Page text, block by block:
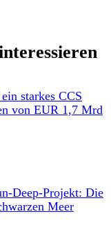
starkes CCS
von EUR 1,7 Mrd
Deep-Projekt: Die
Meer